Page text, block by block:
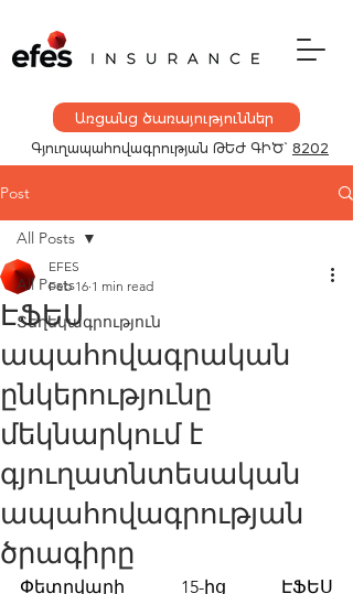
Առցանց ծառայություններ
Գյուղապահովագրության ԹԵԺ ԳԻԾ` 8202
Post
All Posts
Տեղեկագրություն
All Posts
ԷՖԵՍ
ապահովագրական
ընկերությունը
մեկնարկում է
գյուղատնտեսական
ապահովագրության
ծրագիրը
EFES
Feb 16 1 min read
Փետրվարի 15-ից ԷՖԵՍ